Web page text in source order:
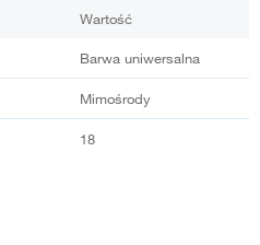
Wartość
Barwa uniwersalna
Mimośrody
18